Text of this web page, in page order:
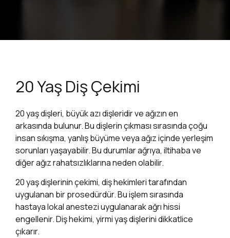
20 Yaş Diş Çekimi
20 yaş dişleri, büyük azı dişleridir ve ağızın en
arkasında bulunur. Bu dişlerin çıkması sırasında çoğu
insan sıkışma, yanlış büyüme veya ağız içinde yerleşim
sorunları yaşayabilir. Bu durumlar ağrıya, iltihaba ve
diğer ağız rahatsızlıklarına neden olabilir.
20 yaş dişlerinin çekimi, diş hekimleri tarafından
uygulanan bir prosedürdür. Bu işlem sırasında
hastaya lokal anestezi uygulanarak ağrı hissi
engellenir. Diş hekimi, yirmi yaş dişlerini dikkatlice
çıkarır.